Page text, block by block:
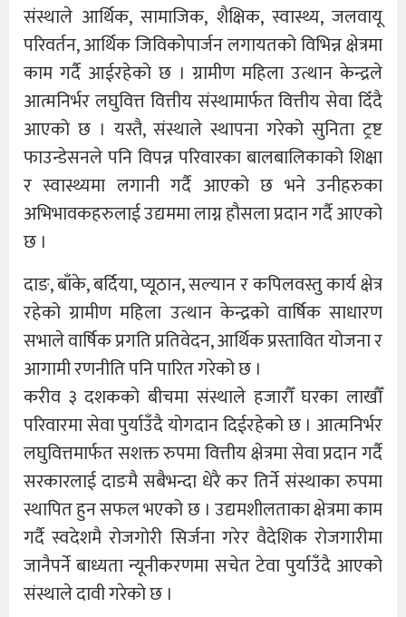
संस्थाले आर्थिक, सामाजिक, शैक्षिक, स्वास्थ्य, जलवायू
परिवर्तन, आर्थिक जिविकोपार्जन लगायतको विभिन्न क्षेत्रमा
काम गर्दै आईरहेको छ । ग्रामीण महिला उत्थान केन्द्रले
आत्मनिर्भर लघुवित्त वित्तीय संस्थामार्फत वित्तीय सेवा दिँदै
आएको छ । यस्तै, संस्थाले स्थापना गरेको सुनिता ट्रष्ट
फाउन्डेसनले पनि विपन्न परिवारका बालबालिकाको शिक्षा
र स्वास्थ्यमा लगानी गर्दै आएको छ भने उनीहरुका
अभिभावकहरुलाई उद्यममा लाग्न हौसला प्रदान गर्दै आएको
छ ।
दाङ, बाँके, बर्दिया, प्यूठान, सल्यान र कपिलवस्तु कार्य क्षेत्र
रहेको ग्रामीण महिला उत्थान केन्द्रको वार्षिक साधारण
सभाले वार्षिक प्रगति प्रतिवेदन, आर्थिक प्रस्तावित योजना र
आगामी रणनीति पनि पारित गरेको छ ।
करीव ३ दशकको बीचमा संस्थाले हजारौँ घरका लाखौँ
परिवारमा सेवा पुर्याउँदै योगदान दिईरहेको छ । आत्मनिर्भर
लघुवित्तमार्फत सशक्त रुपमा वित्तीय क्षेत्रमा सेवा प्रदान गर्दै
सरकारलाई दाङमै सबैभन्दा धेरै कर तिर्ने संस्थाका रुपमा
स्थापित हुन सफल भएको छ । उद्यमशीलताका क्षेत्रमा काम
गर्दै स्वदेशमै रोजगोरी सिर्जना गरेर वैदेशिक रोजगारीमा
जानैपर्ने बाध्यता न्यूनीकरणमा सचेत टेवा पुर्याउँदै आएको
संस्थाले दावी गरेको छ ।